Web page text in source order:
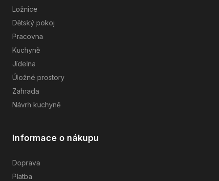
Ložnice
Dětský pokoj
Pracovna
Kuchyně
Jídelna
Úložné prostory
Zahrada
Návrh kuchyně
Informace o nákupu
Doprava
Platba